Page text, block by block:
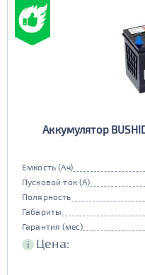
Аккумулятор
Емкость (Ач)
Пусковой ток (А)
Полярность
Габариты
Гарантия (мес)
i Цена: